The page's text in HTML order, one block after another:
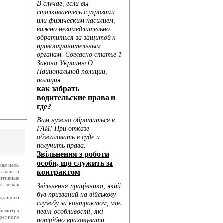
цель
власти